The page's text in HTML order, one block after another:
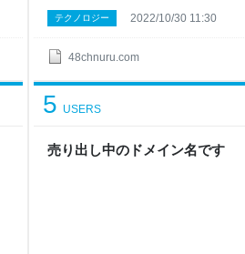
48chnuru.com
テクノロジー 2022/10/30 11:30
売り出し中のドメイン名です
5 USERS